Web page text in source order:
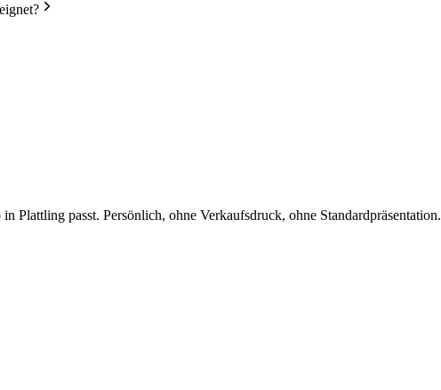
passt. Persönlich, ohne Verkaufsdruck, ohne Standardpräsentation.